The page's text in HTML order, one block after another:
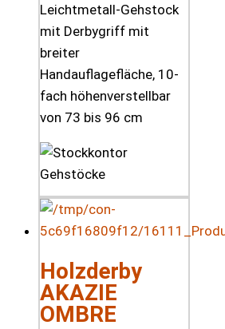
Leichtmetall-Gehstock
mit Derbygriff mit
breiter
Handauflagefläche, 10-
fach höhenverstellbar
von 73 bis 96 cm
Holzderby
AKAZIE
OMBRE